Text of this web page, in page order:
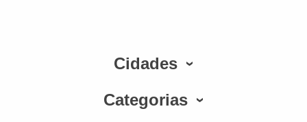
Cidades
Categorias